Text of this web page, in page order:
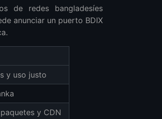
de redes bangladesíes
anunciar un puerto BDIX
y uso justo
y CDN